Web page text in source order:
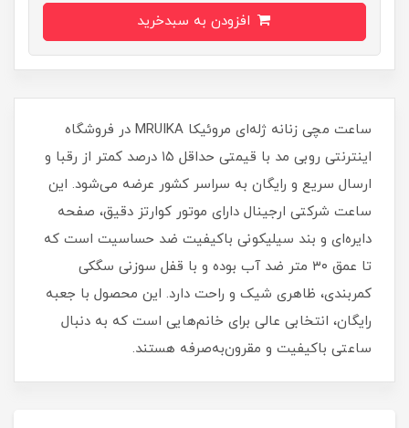
ساعت مچی زنانه ژله‌ای مروئيکا MRUIKA در فروشگاه
اینترنتی روبی مد با قیمتی حداقل ۱۵ درصد کمتر از رقبا و
ارسال سریع و رایگان به سراسر کشور عرضه می‌شود. این
ساعت شرکتی ارجینال دارای موتور کوارتز دقیق، صفحه
دایره‌ای و بند سیلیکونی باکیفیت ضد حساسیت است که
تا عمق ۳۰ متر ضد آب بوده و با قفل سوزنی سگکی
کمربندی، ظاهری شیک و راحت دارد. این محصول با جعبه
رایگان، انتخابی عالی برای خانم‌هایی است که به دنبال
ساعتی باکیفیت و مقرون‌به‌صرفه هستند.